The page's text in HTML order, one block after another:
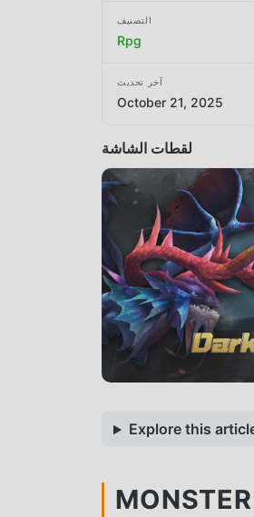
التصنيف
Rpg
آخر تحديث
October 21, 2025
لقطات الشاشة
Explore this